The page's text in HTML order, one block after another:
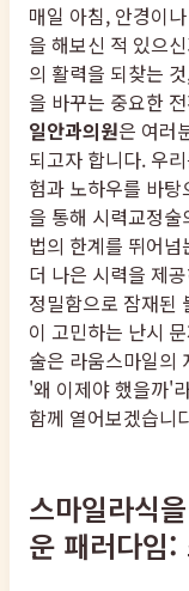
매일 아침, 안경이
을 해보신 적 있으
의 활력을 되찾는
을 바꾸는 중요한
일안과의원은 여러
되고자 합니다. 우
험과 노하우를 바
을 통해 시력교정
법의 한계를 뛰어넘
더 나은 시력을 제
정밀함으로 잠재된
이 고민하는 난시
술은 라움스마일의
'왜 이제야 했을까'
함께 열어보겠습니
스마일라식
운 패러다임: